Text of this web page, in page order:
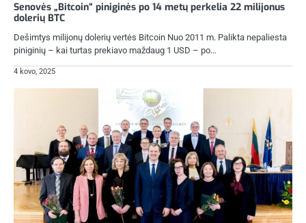
Senovės „Bitcoin“ piniginės po 14 metų perkelia 22 milijonus
dolerių BTC
Dešimtys milijonų dolerių vertės Bitcoin Nuo 2011 m. Palikta nepaliesta
piniginių – kai turtas prekiavo maždaug 1 USD – po…
4 kovo, 2025